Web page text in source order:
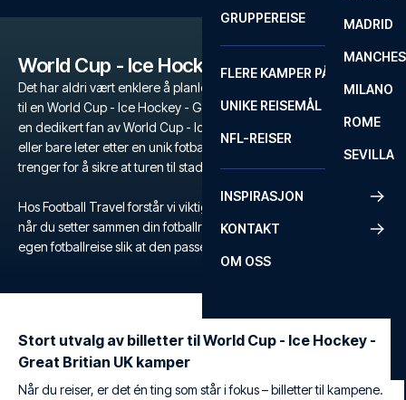
MADRID
MILANO
ROME
SEVILLA
GRUPPEREISE
FLERE KAMPER PÅ ÉN REISE
UNIKE REISEMÅL
NFL-REISER
INSPIRASJON
KONTAKT
OM OSS
World Cup - Ice Hockey - Great Britian UK
Det har aldri vært enklere å planlegge en uforglemmelig fotballtur
til en World Cup - Ice Hockey - Great Britian UK-kamp. Enten du er
en dedikert fan av World Cup - Ice Hockey - Great Britian UK,
eller bare leter etter en unik fotballopplevelse, tilbyr vi alt du
trenger for å sikre at turen til stadion blir minneverdig.
Hos Football Travel forstår vi viktigheten av fleksibilitet og komfort
når du setter sammen din fotballreise. Derfor skreddersyr du din
egen fotballreise slik at den passer akkurat dine ønsker og behov.
Stort utvalg av billetter til World Cup - Ice Hockey -
Great Britian UK kamper
Når du reiser, er det én ting som står i fokus – billetter til kampene.